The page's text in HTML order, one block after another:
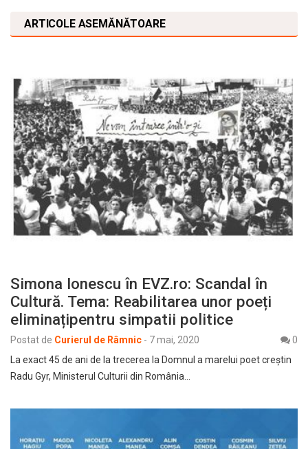
ARTICOLE ASEMĂNĂTOARE
Simona Ionescu în EVZ.ro: Scandal în
Cultură. Tema: Reabilitarea unor poeți
eliminațipentru simpatii politice
Postat de Curierul de Râmnic - 7 mai, 2020
0
La exact 45 de ani de la trecerea la Domnul a marelui poet creștin
Radu Gyr, Ministerul Culturii din România…